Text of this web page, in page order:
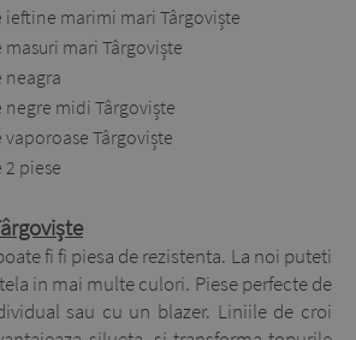
ieftine marimi mari Târgoviște
mari Târgoviște
neagra
negre midi Târgoviște
Târgoviște
piese
fi fi piesa de rezistenta. La noi puteti
in mai multe culori. Piese perfecte de
sau cu un blazer. Liniile de croi